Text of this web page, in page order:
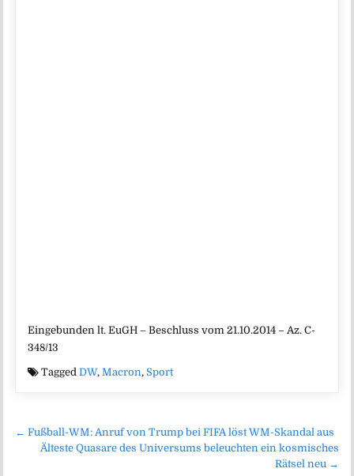
Eingebunden lt. EuGH – Beschluss vom 21.10.2014 – Az. C-
348/13
TaggedDW,Macron,Sport
Beitragsnavigation
← Fußball-WM: Anruf von Trump bei FIFA löst WM-Skandal aus
Älteste Quasare des Universums beleuchten ein kosmisches
Rätsel neu →